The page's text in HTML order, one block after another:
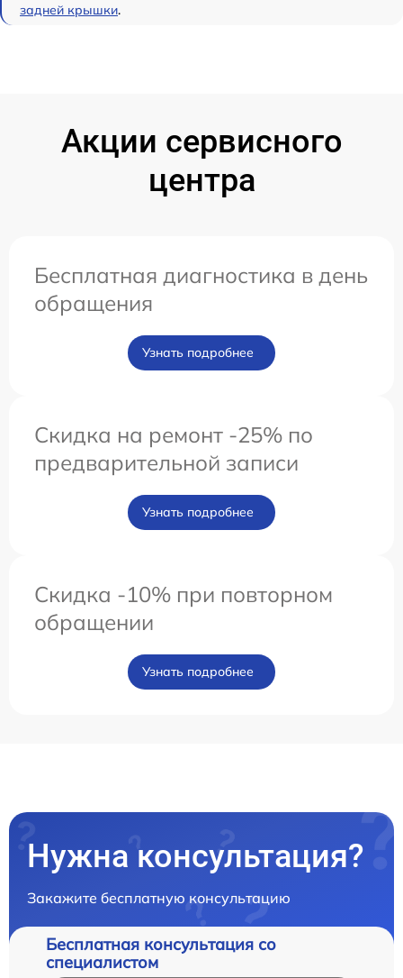
задней крышки.
Акции сервисного
центра
Бесплатная диагностика в день
обращения
Узнать подробнее
Скидка на ремонт -25% по
предварительной записи
Узнать подробнее
Скидка -10% при повторном
обращении
Узнать подробнее
Нужна консультация?
Закажите бесплатную консультацию
Бесплатная консультация со
специалистом